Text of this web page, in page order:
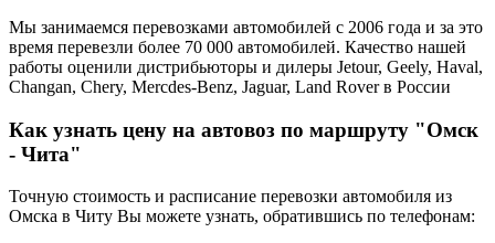
Мы занимаемся перевозками автомобилей с 2006 года и за это
время перевезли более 70 000 автомобилей. Качество нашей
работы оценили дистрибьюторы и дилеры Jetour, Geely, Haval,
Changan, Chery, Mercdes-Benz, Jaguar, Land Rover в России
Как узнать цену на автовоз по маршруту "Омск
- Чита"
Точную стоимость и расписание перевозки автомобиля из
Омска в Читу Вы можете узнать, обратившись по телефонам: